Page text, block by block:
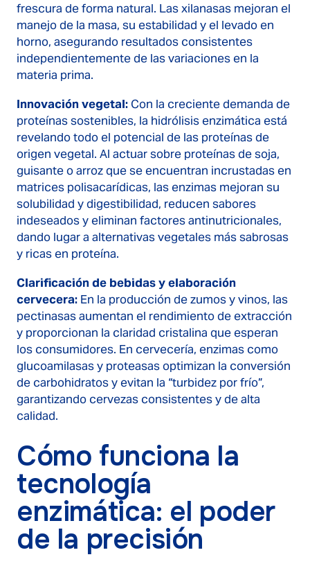
frescura de forma natural. Las xilanasas mejoran el
manejo de la masa, su estabilidad y el levado en
horno, asegurando resultados consistentes
independientemente de las variaciones en la
materia prima.
Innovación vegetal: Con la creciente demanda de
proteínas sostenibles, la hidrólisis enzimática está
revelando todo el potencial de las proteínas de
origen vegetal. Al actuar sobre proteínas de soja,
guisante o arroz que se encuentran incrustadas en
matrices polisacarídicas, las enzimas mejoran su
solubilidad y digestibilidad, reducen sabores
indeseados y eliminan factores antinutricionales,
dando lugar a alternativas vegetales más sabrosas
y ricas en proteína.
Clarificación de bebidas y elaboración
cervecera: En la producción de zumos y vinos, las
pectinasas aumentan el rendimiento de extracción
y proporcionan la claridad cristalina que esperan
los consumidores. En cervecería, enzimas como
glucoamilasas y proteasas optimizan la conversión
de carbohidratos y evitan la “turbidez por frío”,
garantizando cervezas consistentes y de alta
calidad.
Cómo funciona la
tecnología
enzimática: el poder
de la precisión